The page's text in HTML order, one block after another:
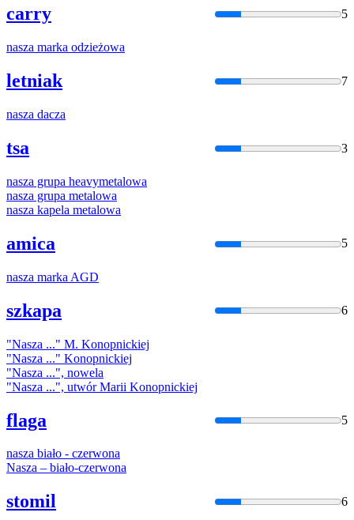
carry 5
nasza marka odzieżowa
letniak 7
nasza dacza
tsa 3
nasza grupa heavymetalowa
nasza grupa metalowa
nasza kapela metalowa
amica 5
nasza marka AGD
szkapa 6
"Nasza ..." M. Konopnickiej
"Nasza ..." Konopnickiej
"Nasza ...", nowela
"Nasza ...", utwór Marii Konopnickiej
flaga 5
nasza biało - czerwona
Nasza – biało-czerwona
stomil 6